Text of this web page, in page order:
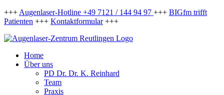
Zum
Inhalt
+++ Augenlaser-Hotline +49 7121 / 144 94 97 +++ BIGfm trifft
Patienten +++ Kontaktformular+++
Facebook
Instagram
Home
Über uns
PD Dr. Dr. K. Reinhard
Team
Praxis